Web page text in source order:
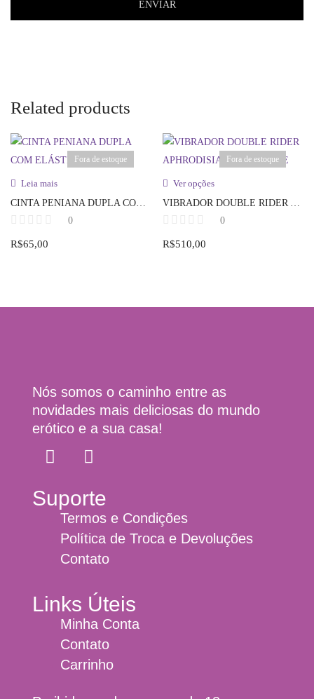
Related products
Fora de estoque
Leia mais
CINTA PENIANA DUPLA COM ELÁSTICO
0
R$65,00
Fora de estoque
Ver opções
VIBRADOR DOUBLE RIDER APHRODISIA C/ CONTROLE
0
R$510,00
Nós somos o caminho entre as
novidades mais deliciosas do mundo
erótico e a sua casa!
Suporte
Termos e Condições
Política de Troca e Devoluções
Contato
Links Úteis
Minha Conta
Contato
Carrinho